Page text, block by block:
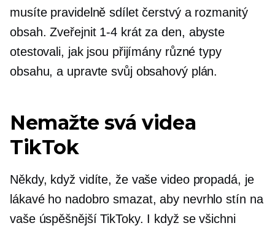
musíte pravidelně sdílet čerstvý a rozmanitý
obsah. Zveřejnit 1-4 krát za den, abyste
otestovali, jak jsou přijímány různé typy
obsahu, a upravte svůj obsahový plán.
Nemažte svá videa
TikTok
Někdy, když vidíte, že vaše video propadá, je
lákavé ho nadobro smazat, aby nevrhlo stín na
vaše úspěšnější TikToky. I když se všichni